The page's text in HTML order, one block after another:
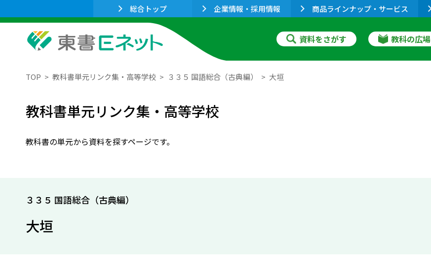
総合トップ 企業情報・採用情報 商品ラインナップ・サービス
資料をさがす 教科の広場
TOP 教科書単元リンク集・高等学校 ３３５ 国語総合（古典編） 大垣
教科書単元リンク集・高等学校
教科書の単元から資料を探すページです。
３３５ 国語総合（古典編）
大垣